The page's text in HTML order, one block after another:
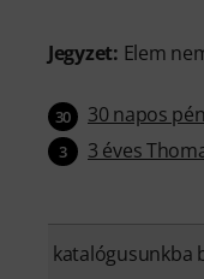
Jegyzet: Elem
30 30 napos
3 3 éves
katalógusunkba